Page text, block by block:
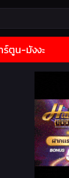
ร์ตูน-มังงะ